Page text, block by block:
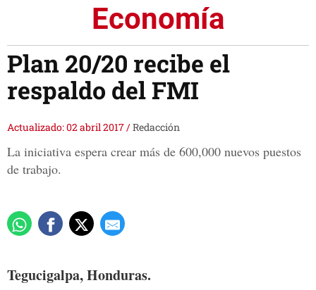
Economía
Plan 20/20 recibe el
respaldo del FMI
Actualizado: 02 abril 2017/Redacción
La iniciativa espera crear más de 600,000 nuevos puestos
de trabajo.
Tegucigalpa, Honduras.